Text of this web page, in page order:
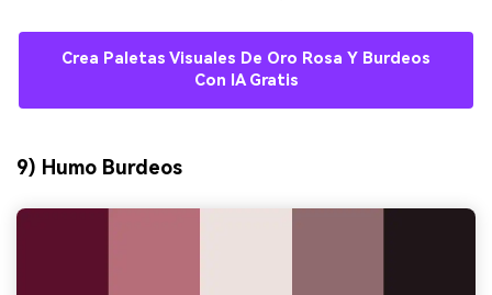
Crea Paletas Visuales De Oro Rosa Y Burdeos
Con IA Gratis
9) Humo Burdeos